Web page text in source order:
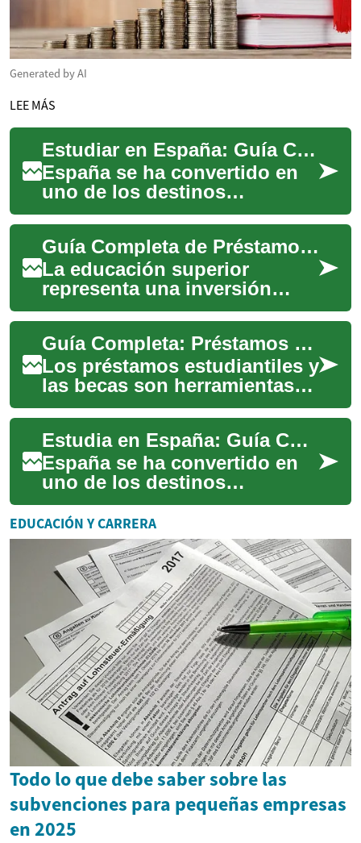
Generated by AI
LEE MÁS
Estudiar en España: Guía Completa de Becas y Oportunidades Educativas
España se ha convertido en
uno de los destinos
educativos más atractivos
para estudiantes
internacionales, especialme...
Guía Completa de Préstamos Estudiantiles y Becas: Financiando Tu Educación Superior
La educación superior
representa una inversión
significativa en el futuro, pero
navegar por las opciones de
financiam...
Guía Completa: Préstamos Estudiantiles y Becas para tu Educación Superior
Los préstamos estudiantiles y
las becas son herramientas
fundamentales para hacer
realidad el sueño de la
educación s...
Estudia en España: Guía Completa de Becas y Oportunidades Educativas
España se ha convertido en
uno de los destinos
educativos más atractivos
para estudiantes
internacionales, especialme...
EDUCACIÓN Y CARRERA
Todo lo que debe saber sobre las
subvenciones para pequeñas empresas
en 2025